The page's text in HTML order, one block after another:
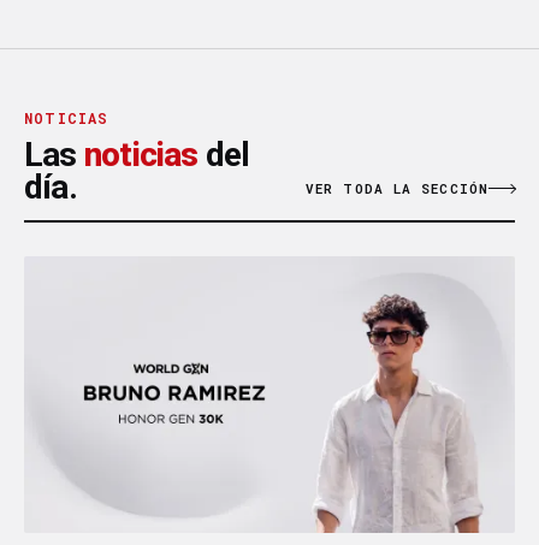
NOTICIAS
Las noticias del
día.
VER TODA LA SECCIÓN